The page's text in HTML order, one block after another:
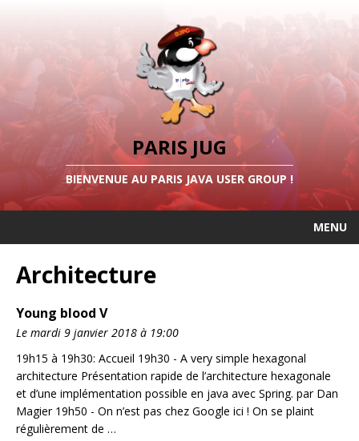
PARIS JUG
BIENVENUE AU PARIS JAVA USER GROUP !
MENU
Architecture
Young blood V
Le mardi 9 janvier 2018 à 19:00
19h15 à 19h30: Accueil 19h30 - A very simple hexagonal
architecture Présentation rapide de l’architecture hexagonale
et d’une implémentation possible en java avec Spring. par Dan
Magier 19h50 - On n’est pas chez Google ici ! On se plaint
régulièrement de …